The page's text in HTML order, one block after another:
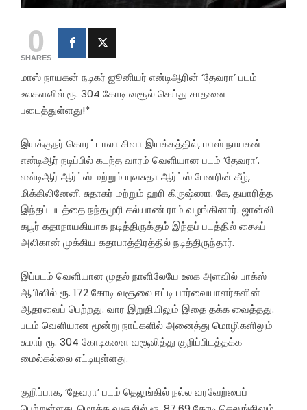
0
SHARES
மாஸ் நாயகன் நடிகர் ஜூனியர் என்டிஆரின் ‘தேவரா’ படம்
உலகளவில் ரூ. 304 கோடி வசூல் செய்து சாதனை
படைத்துள்ளது!*
இயக்குநர் கொரட்டாலா சிவா இயக்கத்தில், மாஸ் நாயகன்
என்டிஆர் நடிப்பில் கடந்த வாரம் வெளியான படம் ’தேவரா’.
என்டிஆர் ஆர்ட்ஸ் மற்றும் யுவசுதா ஆர்ட்ஸ் பேனரின் கீழ்,
மிக்கிலினேனி சுதாகர் மற்றும் ஹரி கிருஷ்ணா. கே, தயாரித்த
இந்தப் படத்தை நந்தமுரி கல்யாண் ராம் வழங்கினார். ஜான்வி
கபூர் கதாநாயகியாக நடித்திருக்கும் இந்தப் படத்தில் சைஃப்
அலிகான் முக்கிய கதாபாத்திரத்தில் நடித்திருந்தார்.
இப்படம் வெளியான முதல் நாளிலேயே உலக அளவில் பாக்ஸ்
ஆபிஸில் ரூ. 172 கோடி வசூலை ஈட்டி பார்வையாளர்களின்
ஆதரவைப் பெற்றது. வார இறுதியிலும் இதை தக்க வைத்தது.
படம் வெளியான மூன்று நாட்களில் அனைத்து மொழிகளிலும்
சுமார் ரூ. 304 கோடிகளை வசூலித்து குறிப்பிடத்தக்க
மைல்கல்லை எட்டியுள்ளது.
குறிப்பாக, ‘தேவரா’ படம் தெலுங்கில் நல்ல வரவேற்பைப்